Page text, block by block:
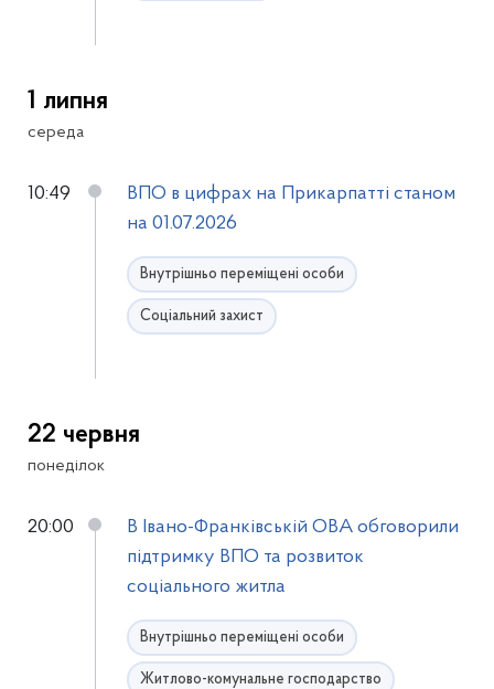
1 липня
середа
10:49
ВПО в цифрах на Прикарпатті станом
на 01.07.2026
Внутрішньо переміщені особи
Соціальний захист
22 червня
понеділок
20:00
В Івано-Франківській ОВА обговорили
підтримку ВПО та розвиток
соціального житла
Внутрішньо переміщені особи
Житлово-комунальне господарство